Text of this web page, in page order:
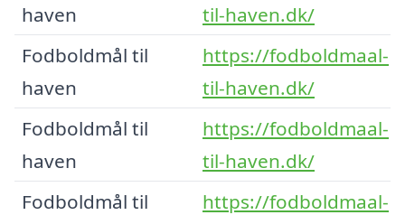
haven
til-haven.dk/
Fodboldmål til
haven
https://fodboldmaal-
til-haven.dk/
Fodboldmål til
haven
https://fodboldmaal-
til-haven.dk/
Fodboldmål til
https://fodboldmaal-